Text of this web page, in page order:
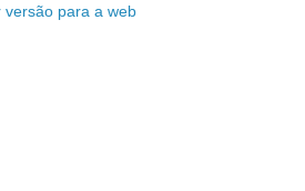
versão para a web